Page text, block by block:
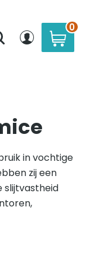
0
in vochtige
zij een
slijtvastheid